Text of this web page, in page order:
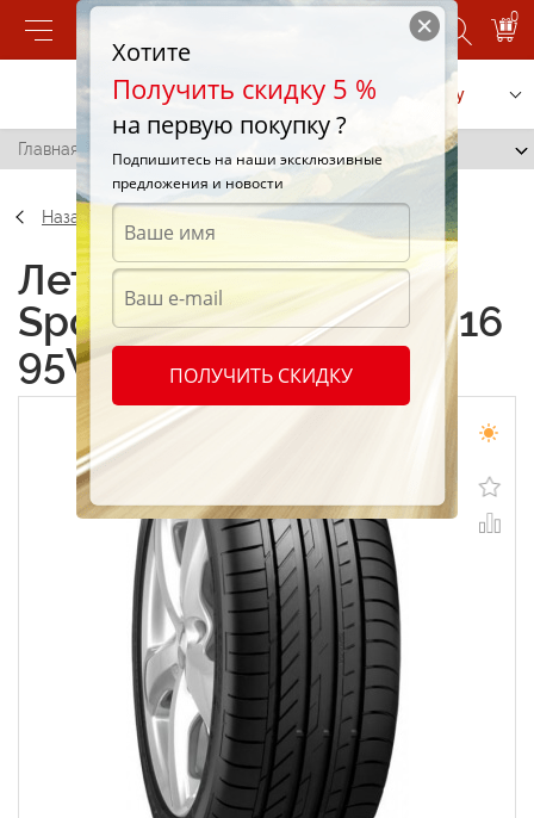
0
Позвонить Заказать услугу
Главная / Fulda SportControl 225/55 R16 95W
Назад
Летние шины Fulda
SportControl 225/55 R16
95W
Хотите
Получить скидку 5 %
на первую покупку ?
Подпишитесь на наши эксклюзивные
предложения и новости
ПОЛУЧИТЬ СКИДКУ